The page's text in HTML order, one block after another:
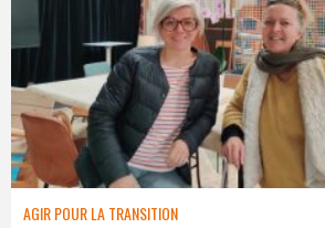
AGIR POUR LA TRANSITION